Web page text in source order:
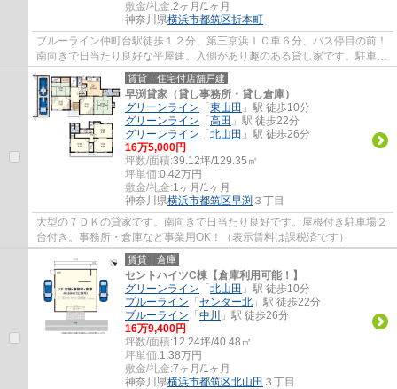
敷金/礼金:2ヶ月/1ヶ月
神奈川県横浜市都筑区折本町
ブルーライン仲町台駅徒歩１２分、第三京浜ＩＣ車６分、バス停目の前！
南向きで日当たり良好な平屋建。入側があり趣のある貸し家です。駐車場
２台付。ＳＯＨＯ等事務所利用に最適です...
賃貸｜住宅付店舗戸建
早渕貸家（貸し事務所・貸し倉庫）
グリーンライン 「 東山田 」駅 徒歩10分
グリーンライン 「 高田 」駅 徒歩22分
グリーンライン 「 北山田 」駅 徒歩26分
16万5,000円
坪数/面積:39.12坪/129.35㎡
坪単価:0.42万円
敷金/礼金:1ヶ月/1ヶ月
神奈川県横浜市都筑区早渕 ３丁目
大型の７ＤＫの貸家です。南向きで日当たり良好です。屋根付き駐車場２
台付き。事務所・倉庫など事業用OK！（表示賃料は課税済です）
賃貸｜倉庫
セントハイツC棟【倉庫利用可能！】
グリーンライン 「 北山田 」駅 徒歩10分
ブルーライン 「 センター北 」駅 徒歩22分
ブルーライン 「 中川
」駅 徒歩26分
16万9,400円
坪数/面積:12.24坪/40.48㎡
坪単価:1.38万円
敷金/礼金:7ヶ月/1ヶ月
神奈川県横浜市都筑区北山田 ３丁目